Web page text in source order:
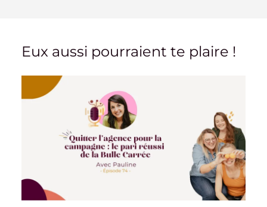
Eux aussi pourraient te plaire !